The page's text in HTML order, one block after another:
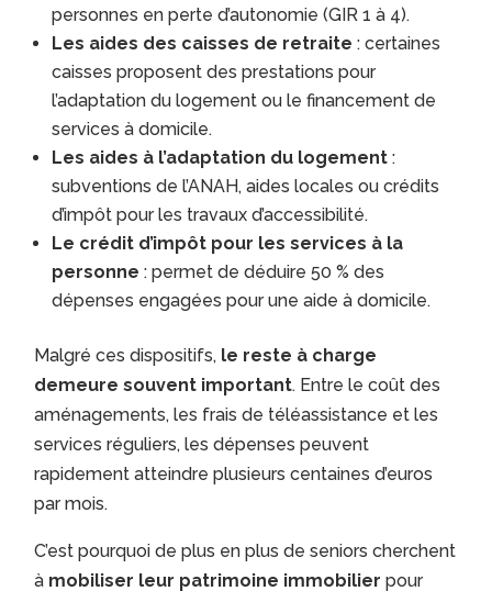
personnes en perte d’autonomie (GIR 1 à 4).
Les aides des caisses de retraite : certaines
caisses proposent des prestations pour
l’adaptation du logement ou le financement de
services à domicile.
Les aides à l’adaptation du logement :
subventions de l’ANAH, aides locales ou crédits
d’impôt pour les travaux d’accessibilité.
Le crédit d’impôt pour les services à la
personne : permet de déduire 50 % des
dépenses engagées pour une aide à domicile.
Malgré ces dispositifs, le reste à charge
demeure souvent important. Entre le coût des
aménagements, les frais de téléassistance et les
services réguliers, les dépenses peuvent
rapidement atteindre plusieurs centaines d’euros
par mois.
C’est pourquoi de plus en plus de seniors cherchent
à mobiliser leur patrimoine immobilier pour